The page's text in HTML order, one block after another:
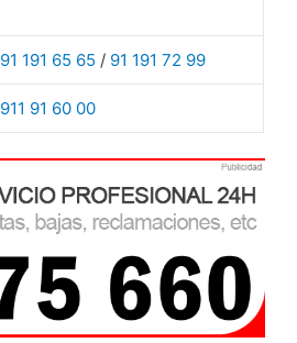
91 191 65 65 / 91 191 72 99
911 91 60 00